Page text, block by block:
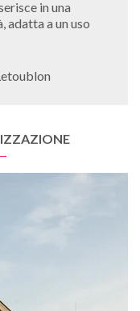
in una
adatta a un uso